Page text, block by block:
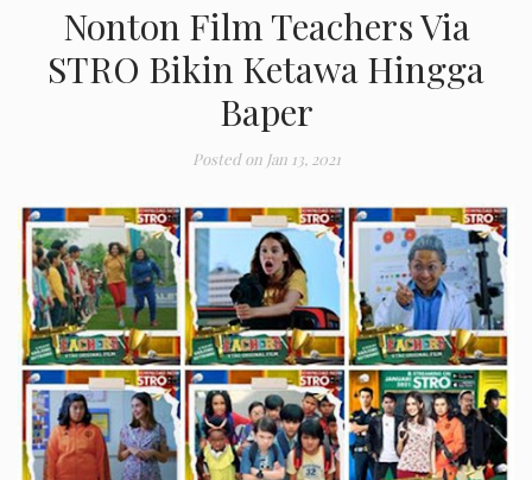
Nonton Film Teachers Via
STRO Bikin Ketawa Hingga
Baper
Posted onJan 13, 2021